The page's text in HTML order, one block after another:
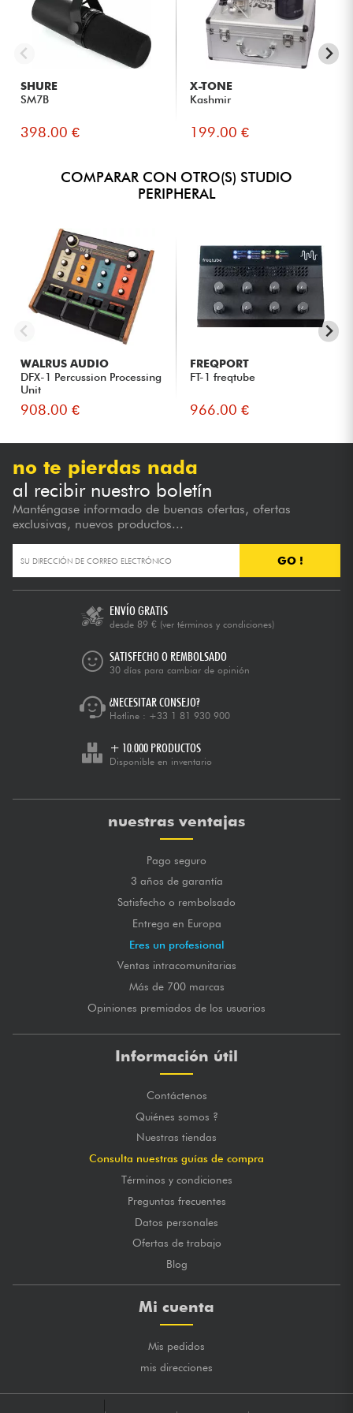
texturas y mezclas
Intérpretes en directo que deseen manipular el sonido en
tiempo real
Usuarios de sintetizadores, cajas de ritmos o sistemas
modulares
Usuarios intermedios y avanzados que buscan un
SHURE
SM7B
398.00 €
X-TONE
Kashmir
199.00 €
COMPARAR CON OTRO(S) STUDIO
PERIPHERAL
WALRUS AUDIO
DFX-1 Percussion Processing
Unit
908.00 €
FREQPORT
FT-1 freqtube
966.00 €
no te pierdas nada
al recibir nuestro boletín
Manténgase informado de buenas ofertas, ofertas
exclusivas, nuevos productos...
GO !
ENVÍO GRATIS
desde 89 € (ver términos y condiciones)
SATISFECHO O REMBOLSADO
30 días para cambiar de opinión
¿NECESITAR CONSEJO?
Hotline : +33 1 81 930 900
+ 10.000 PRODUCTOS
Disponible en inventario
nuestras ventajas
Pago seguro
3 años de garantía
Satisfecho o rembolsado
Entrega en Europa
Eres un profesional
Ventas intracomunitarias
Más de 700 marcas
Opiniones premiados de los usuarios
Información útil
Contáctenos
Quiénes somos ?
Nuestras tiendas
Consulta nuestras guías de compra
Términos y condiciones
Preguntas frecuentes
Datos personales
Ofertas de trabajo
Blog
Mi cuenta
Mis pedidos
mis direcciones